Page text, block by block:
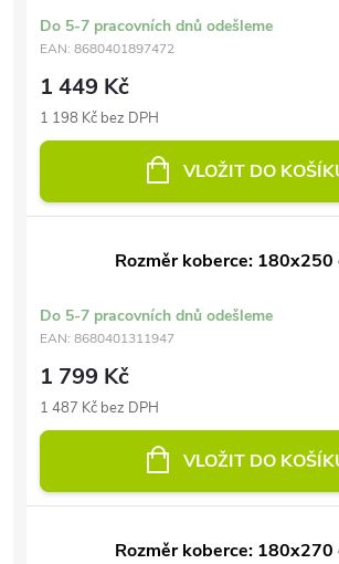
Do 5-7 pracovních dnů odešleme
EAN: 8680401897472
1 449 Kč
1 198 Kč bez DPH
VLOŽIT DO
Rozměr koberce: 180x250
Do 5-7 pracovních dnů odešleme
EAN: 8680401311947
1 799 Kč
1 487 Kč bez DPH
VLOŽIT DO
Rozměr koberce: 180x270